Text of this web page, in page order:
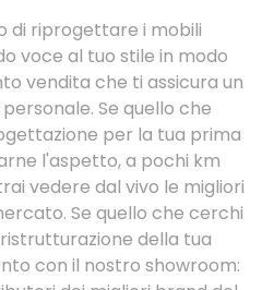
di riprogettare i mobili
voce al tuo stile in modo
vendita che ti assicura un
Se quello che
per la tua prima
l'aspetto, a pochi km
vedere dal vivo le migliori
Se quello che cerchi
della tua
con il nostro showroom: